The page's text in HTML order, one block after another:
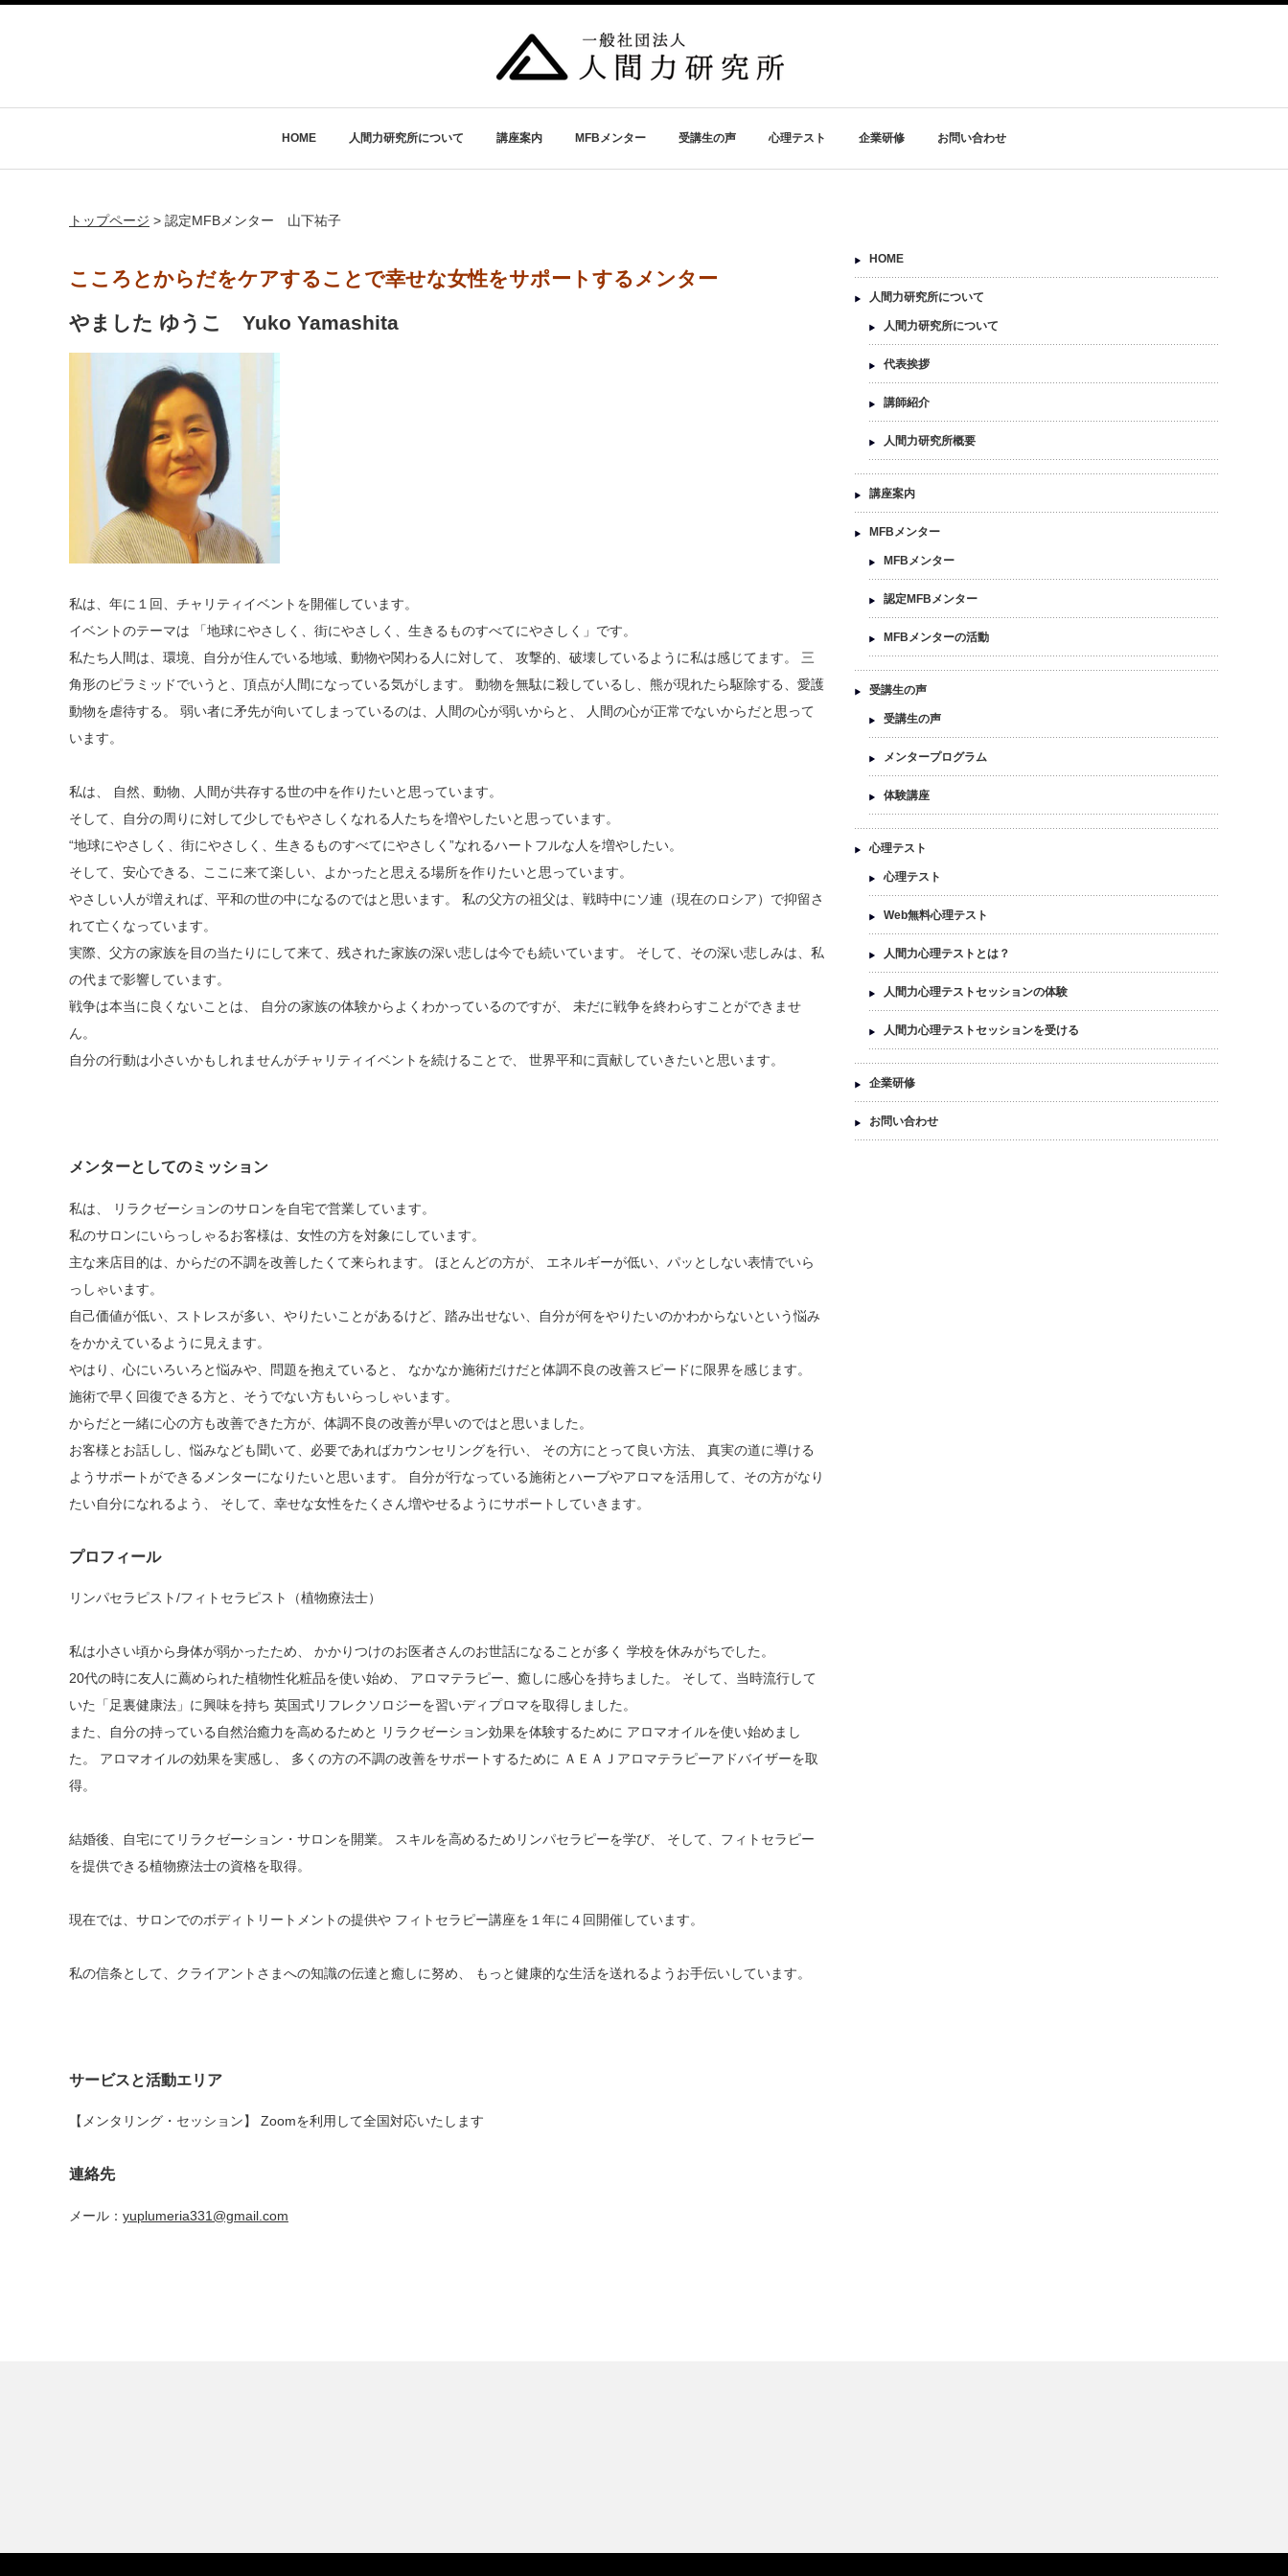
HOME 人間力研究所について 講座案内 MFBメンター 受講生の声 心理テスト 企業研修 お問い合わせ
トップページ > 認定MFBメンター 山下祐子
こころとからだをケアすることで幸せな女性をサポートするメンター
やました ゆうこ Yuko Yamashita
私は、年に１回、チャリティイベントを開催しています。
イベントのテーマは 「地球にやさしく、街にやさしく、生きるものすべてにやさしく」です。
私たち人間は、環境、自分が住んでいる地域、動物や関わる人に対して、 攻撃的、破壊しているように私は感じてます。 三
角形のピラミッドでいうと、頂点が人間になっている気がします。 動物を無駄に殺しているし、熊が現れたら駆除する、愛護
動物を虐待する。 弱い者に矛先が向いてしまっているのは、人間の心が弱いからと、 人間の心が正常でないからだと思って
います。
私は、 自然、動物、人間が共存する世の中を作りたいと思っています。
そして、自分の周りに対して少しでもやさしくなれる人たちを増やしたいと思っています。
“地球にやさしく、街にやさしく、生きるものすべてにやさしく”なれるハートフルな人を増やしたい。
そして、安心できる、ここに来て楽しい、よかったと思える場所を作りたいと思っています。
やさしい人が増えれば、平和の世の中になるのではと思います。 私の父方の祖父は、戦時中にソ連（現在のロシア）で抑留さ
れて亡くなっています。
実際、父方の家族を目の当たりにして来て、残された家族の深い悲しは今でも続いています。 そして、その深い悲しみは、私
の代まで影響しています。
戦争は本当に良くないことは、 自分の家族の体験からよくわかっているのですが、 未だに戦争を終わらすことができませ
ん。
自分の行動は小さいかもしれませんがチャリティイベントを続けることで、 世界平和に貢献していきたいと思います。
メンターとしてのミッション
私は、 リラクゼーションのサロンを自宅で営業しています。
私のサロンにいらっしゃるお客様は、女性の方を対象にしています。
主な来店目的は、からだの不調を改善したくて来られます。 ほとんどの方が、 エネルギーが低い、パッとしない表情でいら
っしゃいます。
自己価値が低い、ストレスが多い、やりたいことがあるけど、踏み出せない、自分が何をやりたいのかわからないという悩み
をかかえているように見えます。
やはり、心にいろいろと悩みや、問題を抱えていると、 なかなか施術だけだと体調不良の改善スピードに限界を感じます。
施術で早く回復できる方と、そうでない方もいらっしゃいます。
からだと一緒に心の方も改善できた方が、体調不良の改善が早いのではと思いました。
お客様とお話しし、悩みなども聞いて、必要であればカウンセリングを行い、 その方にとって良い方法、 真実の道に導ける
ようサポートができるメンターになりたいと思います。 自分が行なっている施術とハーブやアロマを活用して、その方がなり
たい自分になれるよう、 そして、幸せな女性をたくさん増やせるようにサポートしていきます。
プロフィール
リンパセラピスト/フィトセラピスト（植物療法士）
私は小さい頃から身体が弱かったため、 かかりつけのお医者さんのお世話になることが多く 学校を休みがちでした。
20代の時に友人に薦められた植物性化粧品を使い始め、 アロマテラピー、癒しに感心を持ちました。 そして、当時流行して
いた「足裏健康法」に興味を持ち 英国式リフレクソロジーを習いディプロマを取得しました。
また、自分の持っている自然治癒力を高めるためと リラクゼーション効果を体験するために アロマオイルを使い始めまし
た。 アロマオイルの効果を実感し、 多くの方の不調の改善をサポートするために ＡＥＡＪアロマテラピーアドバイザーを取
得。
結婚後、自宅にてリラクゼーション・サロンを開業。 スキルを高めるためリンパセラピーを学び、 そして、フィトセラピー
を提供できる植物療法士の資格を取得。
現在では、サロンでのボディトリートメントの提供や フィトセラピー講座を１年に４回開催しています。
私の信条として、クライアントさまへの知識の伝達と癒しに努め、 もっと健康的な生活を送れるようお手伝いしています。
サービスと活動エリア
【メンタリング・セッション】 Zoomを利用して全国対応いたします
連絡先
メール： yuplumeria331@gmail.com
HOME
人間力研究所について
人間力研究所について
代表挨拶
講師紹介
人間力研究所概要
講座案内
MFBメンター
MFBメンター
認定MFBメンター
MFBメンターの活動
受講生の声
受講生の声
メンタープログラム
体験講座
心理テスト
心理テスト
Web無料心理テスト
人間力心理テストとは？
人間力心理テストセッションの体験
人間力心理テストセッションを受ける
企業研修
お問い合わせ